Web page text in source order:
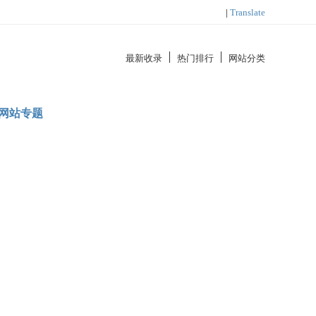
| Translate
最新收录 热门排行 网站分类
站专题